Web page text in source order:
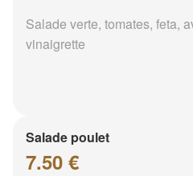
Salade verte, tomates, feta,
vinaigrette
Salade poulet
7.50 €